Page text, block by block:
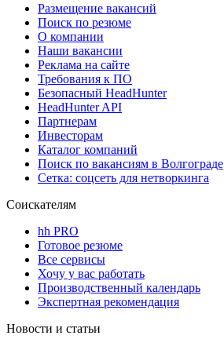
Размещение вакансий
Поиск по резюме
О компании
Наши вакансии
Реклама на сайте
Требования к ПО
Безопасный HeadHunter
HeadHunter API
Партнерам
Инвесторам
Каталог компаний
Поиск по вакансиям в Волгограде
Сетка: соцсеть для нетворкинга
Соискателям
hh PRO
Готовое резюме
Все сервисы
Хочу у вас работать
Производственный календарь
Экспертная рекомендация
Новости и статьи